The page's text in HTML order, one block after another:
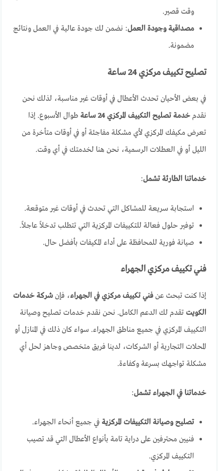
وقت قصير.
مصداقية وجودة العمل: نضمن لك جودة عالية في العمل ونتائج
مضمونة.
تصليح تكييف مركزي 24 ساعة
في بعض الأحيان تحدث الأعطال في أوقات غير مناسبة، لذلك نحن
نقدمخدمة تصليح التكييف المركزي 24 ساعة
طوال الأسبوع. إذا
تعرض مكيفك المركزي لأي مشكلة مفاجئة أو في أوقات متأخرة من
الليل أو في العطلات الرسمية، نحن هنا لخدمتك في أي وقت.
خدماتنا الطارئة تشمل:
استجابة سريعة للمشاكل التي تحدث في أوقات غير متوقعة.
توفير حلول فعالة للتكييفات المركزية التي تتطلب تدخلاً عاجلاً.
صيانة فورية للمحافظة على أداء المكيفات بأفضل حال.
فني تكييف مركزي الجهراء
إذا كنت تبحث عنفني تكييف مركزي في الجهراء، فإنشركة خدمات
الكويت تقدم لك الدعم الكامل. نحن نقدم خدمات تصليح وصيانة
التكييف المركزي في جميع مناطق الجهراء. سواء كان ذلك في المنازل أو
المحلات التجارية أو الشركات، لدينا فريق متخصص وجاهز لحل أي
مشكلة تواجهك بسرعة وكفاءة.
خدماتنا في الجهراء تشمل:
تصليح وصيانة التكييفات المركزية في جميع أنحاء الجهراء.
فنيين محترفين على دراية تامة بأنواع الأعطال التي قد تصيب
التكييف المركزي.